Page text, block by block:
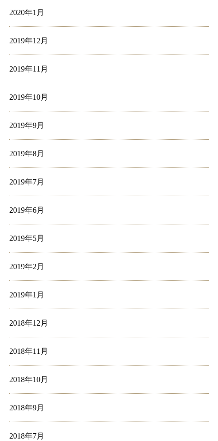
2020年1月
2019年12月
2019年11月
2019年10月
2019年9月
2019年8月
2019年7月
2019年6月
2019年5月
2019年2月
2019年1月
2018年12月
2018年11月
2018年10月
2018年9月
2018年7月